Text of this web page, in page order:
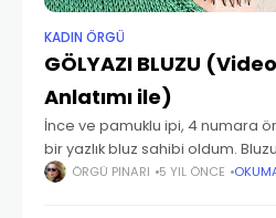
KADIN ÖRGÜ
GÖLYAZI BLUZU
Anlatımı ile)
İnce ve pamuklu ipi, 4 numara
bir yazlık bluz sahibi oldum.
salaş. Bu özellikler rahat ve
ÖRGÜ PINARI 5 YIL ÖNCE